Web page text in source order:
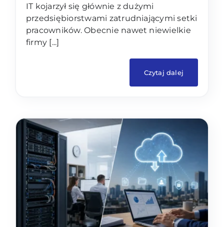
IT kojarzył się głównie z dużymi
przedsiębiorstwami zatrudniającymi setki
pracowników. Obecnie nawet niewielkie
firmy [...]
Czytaj dalej